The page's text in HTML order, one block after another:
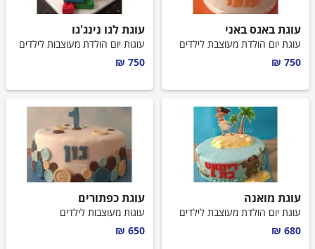
עוגת באגס באני
עוגת יום הולדת מעוצבת לילדים
750 ₪
עוגת לגו נינג'גו
עוגות יום הולדת מעוצבות לילדים
750 ₪
עוגת מואנה
עוגת יום הולדת מעוצבת לילדים
680 ₪
עוגת כפתורים
עוגות מעוצבות לילדים
650 ₪